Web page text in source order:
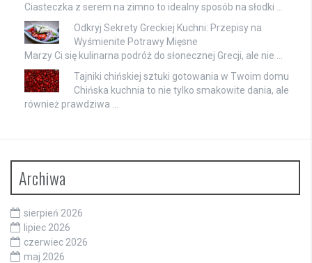
Ciasteczka z serem na zimno to idealny sposób na słodki …
Odkryj Sekrety Greckiej Kuchni: Przepisy na
Wyśmienite Potrawy Mięsne
Marzy Ci się kulinarna podróż do słonecznej Grecji, ale nie …
Tajniki chińskiej sztuki gotowania w Twoim domu
Chińska kuchnia to nie tylko smakowite dania, ale
również prawdziwa …
Archiwa
sierpień 2026
lipiec 2026
czerwiec 2026
maj 2026